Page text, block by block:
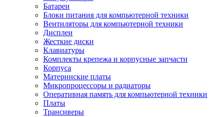
Батареи
Блоки питания для компьютерной техники
Вентиляторы для компьютерной техники
Дисплеи
Жесткие диски
Клавиатуры
Комплекты крепежа и корпусные запчасти
Корпуса
Материнские платы
Микропроцессоры и радиаторы
Оперативная память для компьютерной техники
Платы
Трансиверы